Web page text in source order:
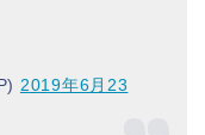
2019年6月23